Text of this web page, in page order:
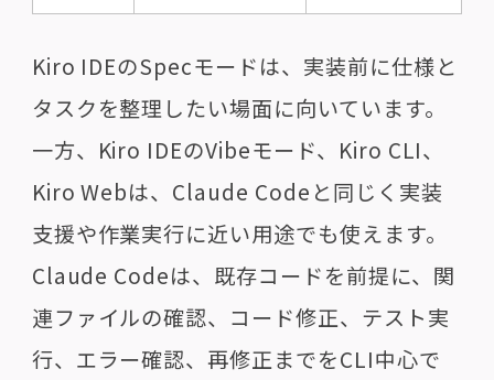
Kiro IDEのSpecモードは、実装前に仕様と
タスクを整理したい場面に向いています。
一方、Kiro IDEのVibeモード、Kiro CLI、
Kiro Webは、Claude Codeと同じく実装
支援や作業実行に近い用途でも使えます。
Claude Codeは、既存コードを前提に、関
連ファイルの確認、コード修正、テスト実
行、エラー確認、再修正までをCLI中心で